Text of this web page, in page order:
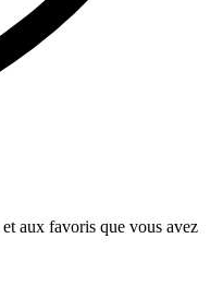
aux favoris que vous avez